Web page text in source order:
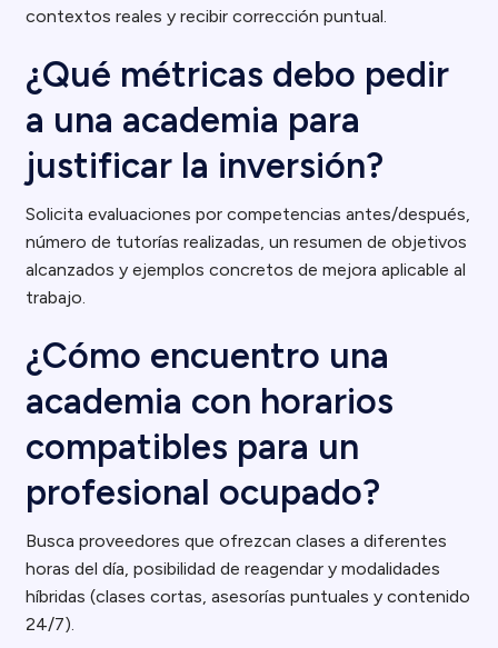
contextos reales y recibir corrección puntual.
¿Qué métricas debo pedir
a una academia para
justificar la inversión?
Solicita evaluaciones por competencias antes/después,
número de tutorías realizadas, un resumen de objetivos
alcanzados y ejemplos concretos de mejora aplicable al
trabajo.
¿Cómo encuentro una
academia con horarios
compatibles para un
profesional ocupado?
Busca proveedores que ofrezcan clases a diferentes
horas del día, posibilidad de reagendar y modalidades
híbridas (clases cortas, asesorías puntuales y contenido
24/7).